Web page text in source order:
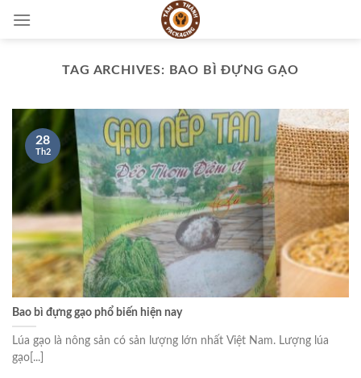
TAG ARCHIVES:
BAO BÌ ĐỰNG GẠO
Bao bì đựng gạo phổ biến hiện nay
Lúa gạo là nông sản có sản lượng lớn nhất Việt Nam. Lượng lúa
gạo[...]
28
Th2